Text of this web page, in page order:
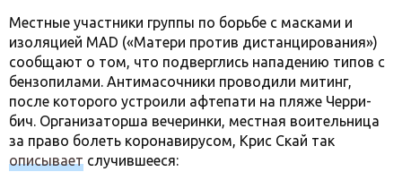
Местные участники группы по борьбе с масками и
изоляцией MAD ​​(«Матери против дистанцирования»)
сообщают о том, что подверглись нападению типов с
бензопилами. Антимасочники проводили митинг,
после которого устроили афтепати на пляже Черри-
бич. Организаторша вечеринки, местная воительница
за право болеть коронавирусом, Крис Скай так
описывает случившееся: